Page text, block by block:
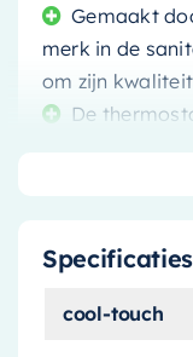
Gemaakt
merk in de
om zijn
De
gebruik en
Specificaties
cool-touch